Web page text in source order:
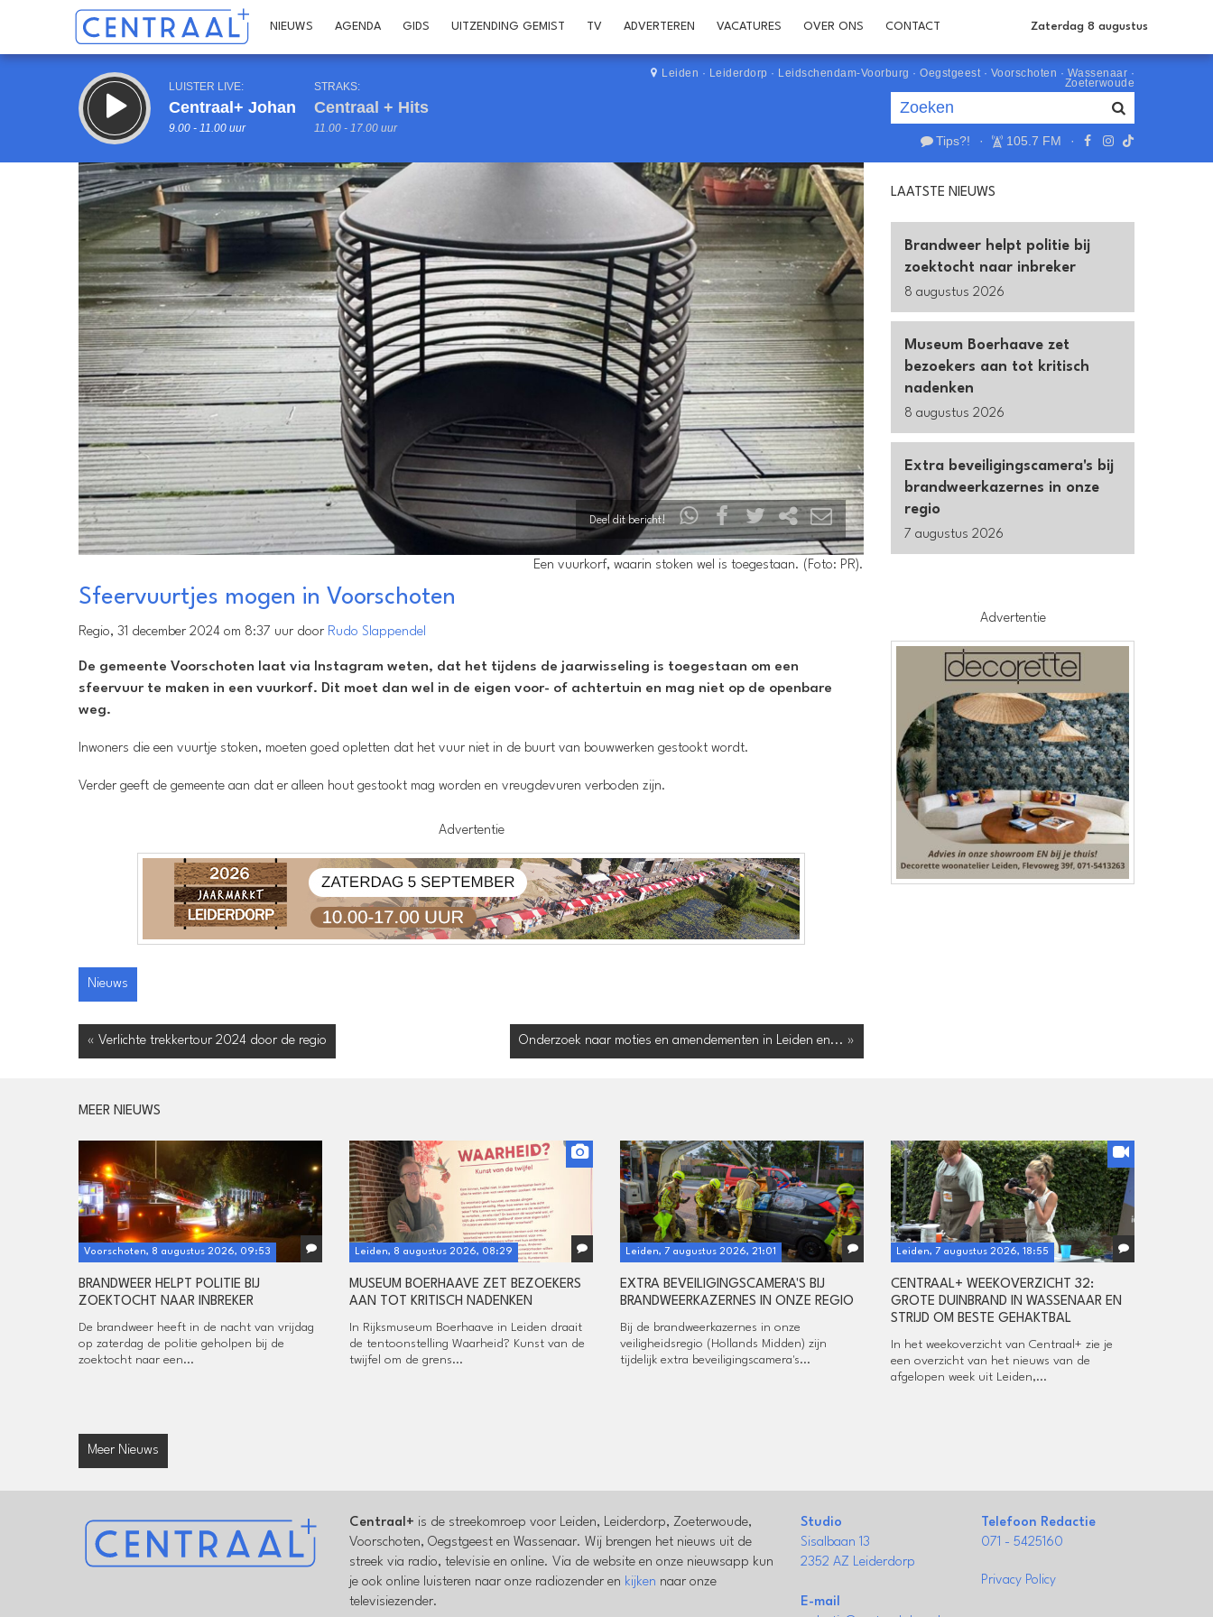
NIEUWS AGENDA GIDS UITZENDING GEMIST TV ADVERTEREN VACATURES OVER ONS CONTACT Zaterdag 8 augustus
LUISTER LIVE:
Centraal+ Johan
9.00 - 11.00 uur
STRAKS:
Centraal + Hits
11.00 - 17.00 uur
Leiden · Leiderdorp · Leidschendam-Voorburg · Oegstgeest· Voorschoten · Wassenaar ·
Zoeterwoude
Tips?! · 105.7 FM ·
Inklappen
Deel dit bericht!
Een vuurkorf, waarin stoken wel is toegestaan. (Foto: PR).
Sfeervuurtjes mogen in Voorschoten
Regio, 31 december 2024 om 8:37 uur door Rudo Slappendel
De gemeente Voorschoten laat via Instagram weten, dat het tijdens de jaarwisseling is toegestaan om een
sfeervuur te maken in een vuurkorf. Dit moet dan wel in de eigen voor- of achtertuin en mag niet op de openbare
weg.
Inwoners die een vuurtje stoken, moeten goed opletten dat het vuur niet in de buurt van bouwwerken gestookt wordt.
Verder geeft de gemeente aan dat er alleen hout gestookt mag worden en vreugdevuren verboden zijn.
Advertentie
Nieuws
« Verlichte trekkertour 2024 door de regio Onderzoek naar moties en amendementen in Leiden en... »
LAATSTE NIEUWS
Brandweer helpt politie bij
zoektocht naar inbreker
8 augustus 2026
Museum Boerhaave zet
bezoekers aan tot kritisch
nadenken
8 augustus 2026
Extra beveiligingscamera's bij
brandweerkazernes in onze
regio
7 augustus 2026
Advertentie
MEER NIEUWS
Voorschoten, 8 augustus 2026, 09:53
BRANDWEER HELPT POLITIE BIJ
ZOEKTOCHT NAAR INBREKER
De brandweer heeft in de nacht van vrijdag
op zaterdag de politie geholpen bij de
zoektocht naar een...
Leiden, 8 augustus 2026, 08:29
MUSEUM BOERHAAVE ZET BEZOEKERS
AAN TOT KRITISCH NADENKEN
In Rijksmuseum Boerhaave in Leiden draait
de tentoonstelling Waarheid? Kunst van de
twijfel om de grens...
Leiden, 7 augustus 2026, 21:01
EXTRA BEVEILIGINGSCAMERA'S BIJ
BRANDWEERKAZERNES IN ONZE REGIO
Bij de brandweerkazernes in onze
veiligheidsregio (Hollands Midden) zijn
tijdelijk extra beveiligingscamera's...
Leiden, 7 augustus 2026, 18:55
CENTRAAL+ WEEKOVERZICHT 32:
GROTE DUINBRAND IN WASSENAAR EN
STRIJD OM BESTE GEHAKTBAL
In het weekoverzicht van Centraal+ zie je
een overzicht van het nieuws van de
afgelopen week uit Leiden,...
Meer Nieuws
Centraal+ is de streekomroep voor Leiden, Leiderdorp, Zoeterwoude,
Voorschoten, Oegstgeest en Wassenaar. Wij brengen het nieuws uit de
streek via radio, televisie en online. Via de website en onze nieuwsapp kun
je ook online luisteren naar onze radiozender en kijken naar onze
televisiezender.
Studio
Sisalbaan 13
2352 AZ Leiderdorp
E-mail
Telefoon Redactie
071 - 5425160
Privacy Policy